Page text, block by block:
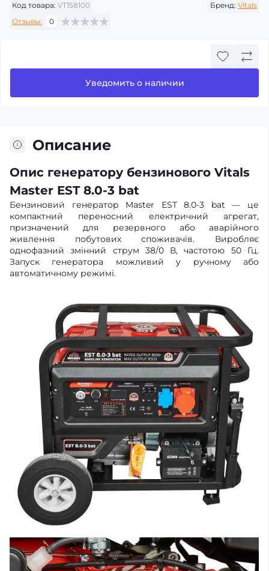
Код товара: VT158100 Бренд: Vitals
Отзывы:
0
Уведомить о наличии
Описание
Опис генератору бензинового Vitals
Master EST 8.0-3 bat
Бензиновий генератор Master EST 8.0-3 bat — це
компактний переносний електричний агрегат,
призначений для резервного або аварійного
живлення побутових споживачів. Виробляє
однофазний змінний струм 38/0 В, частотою 50 Гц.
Запуск генератора можливий у ручному або
автоматичному режимі.